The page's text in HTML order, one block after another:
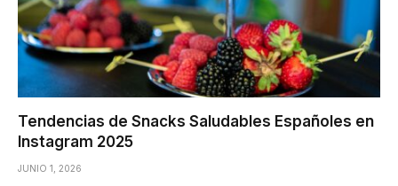
Tendencias de Snacks Saludables Españoles en
Instagram 2025
JUNIO 1, 2026